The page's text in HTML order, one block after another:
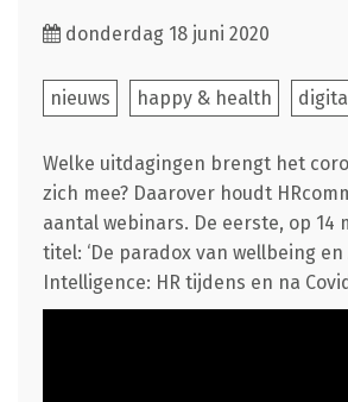
donderdag 18 juni 2020
nieuws happy & health
Welke uitdagingen brengt het
zich mee? Daarover houdt
aantal webinars. De eerste, op 14
titel: ‘De paradox van wellbeing
Intelligence: HR tijdens en na